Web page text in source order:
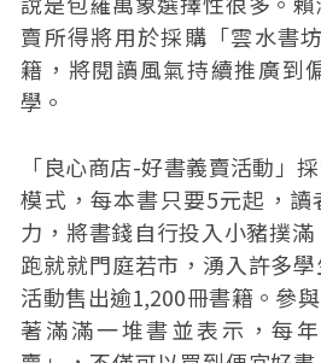
賣所得將用於採購「雲水書
籍，將閱讀風氣持續推廣到
學。
「良心商店-好書義賣活動」
模式，每本書只要5元起，
力，將書錢自行投入小豬撲
跑就就門庭若市，湧入許多
活動售出逾1,200冊書籍。參
著滿滿一堆書並表示，每